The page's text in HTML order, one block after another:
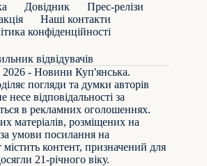
Довідник
Прес-релізи
Наші контакти
конфіденційності
- Новини Куп'янська.
погляди та думки авторів
несе відповідальності за
в рекламних оголошеннях.
матеріалів, розміщених на
за умови посилання на
містить контент, призначений для
21-річного віку.